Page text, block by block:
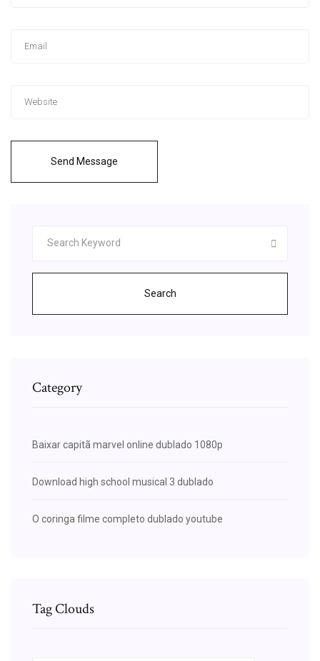
Send Message
Search
Category
Baixar capitã marvel online dublado 1080p
Download high school musical 3 dublado
O coringa filme completo dublado youtube
Tag Clouds